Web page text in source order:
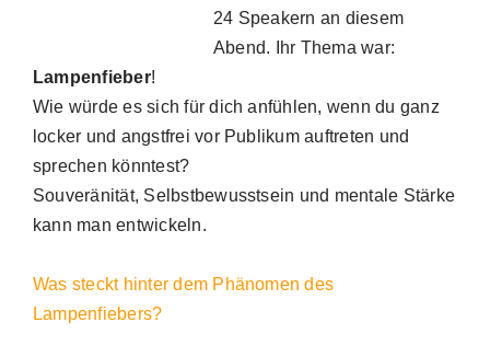
24 Speakern an diesem
Abend. Ihr Thema war:
Lampenfieber!
Wie würde es sich für dich anfühlen, wenn du ganz
locker und angstfrei vor Publikum auftreten und
sprechen könntest?
Souveränität, Selbstbewusstsein und mentale Stärke
kann man entwickeln.
Was steckt hinter dem Phänomen des
Lampenfiebers?